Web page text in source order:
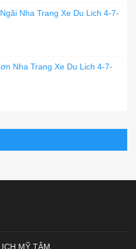
Nha Trang Xe Du Lich 4-7-
Nha Trang Xe Du Lich 4-7-
MỸ TÂM